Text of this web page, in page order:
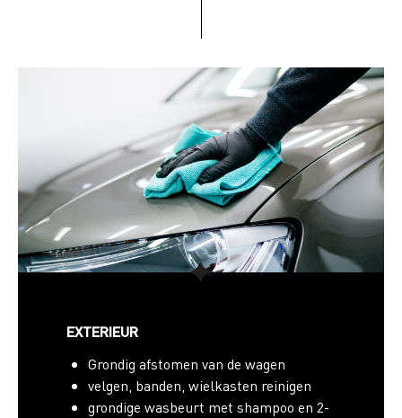
EXTERIEUR
Grondig afstomen van de wagen
velgen, banden, wielkasten reinigen
grondige wasbeurt met shampoo en 2-